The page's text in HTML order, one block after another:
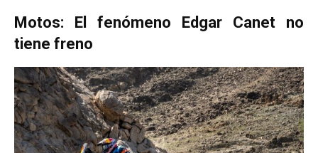
Motos: El fenómeno Edgar Canet no
tiene freno